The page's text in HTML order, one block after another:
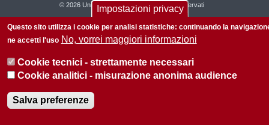
© 2026 Università di Padova - Tutti i diritti riservati
P.I. 00742430283 C.F. 80006480281
Privacy
Impostazioni privacy
Questo sito utilizza i cookie per analisi statistiche: continuando la
ne accetti l'uso No, vorrei maggiori informazioni
Cookie tecnici - strettamente necessari
Cookie analitici - misurazione anonima audience
Salva preferenze